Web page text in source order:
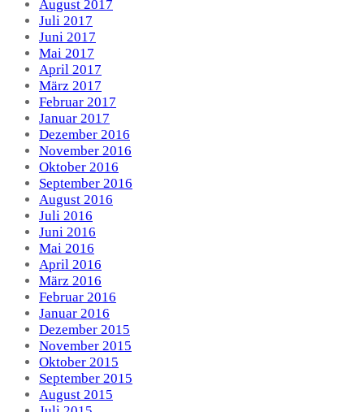
August 2017
Juli 2017
Juni 2017
Mai 2017
April 2017
März 2017
Februar 2017
Januar 2017
Dezember 2016
November 2016
Oktober 2016
September 2016
August 2016
Juli 2016
Juni 2016
Mai 2016
April 2016
März 2016
Februar 2016
Januar 2016
Dezember 2015
November 2015
Oktober 2015
September 2015
August 2015